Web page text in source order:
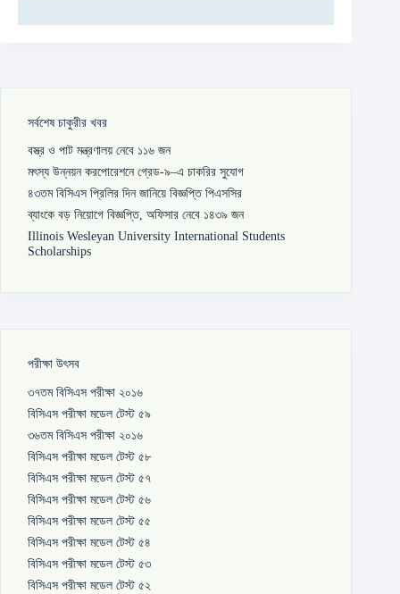
সর্বশেষ চাকুরীর খবর
বস্ত্র ও পাট মন্ত্রণালয় নেবে ১১৬ জন
মৎস্য উন্নয়ন করপোরেশনে গ্রেড-৯–এ চাকরির সুযোগ
৪৩তম বিসিএস প্রিলির দিন জানিয়ে বিজ্ঞপ্তি পিএসসির
ব্যাংকে বড় নিয়োগে বিজ্ঞপ্তি, অফিসার নেবে ১৪৩৯ জন
Illinois Wesleyan University International Students
Scholarships
পরীক্ষা উৎসব
৩৭তম বিসিএস পরীক্ষা ২০১৬
বিসিএস পরীক্ষা মডেল টেস্ট ৫৯
৩৬তম বিসিএস পরীক্ষা ২০১৬
বিসিএস পরীক্ষা মডেল টেস্ট ৫৮
বিসিএস পরীক্ষা মডেল টেস্ট ৫৭
বিসিএস পরীক্ষা মডেল টেস্ট ৫৬
বিসিএস পরীক্ষা মডেল টেস্ট ৫৫
বিসিএস পরীক্ষা মডেল টেস্ট ৫৪
বিসিএস পরীক্ষা মডেল টেস্ট ৫৩
বিসিএস পরীক্ষা মডেল টেস্ট ৫২